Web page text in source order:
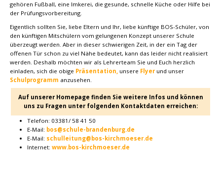
gehören Fußball, eine Imkerei, die gesunde, schnelle Küche oder Hilfe bei
der Prüfungsvorbereitung.
Eigentlich sollten Sie, liebe Eltern und Ihr, liebe künftige BOS-Schüler, von
den künftigen Mitschülern vom gelungenen Konzept unserer Schule
überzeugt werden. Aber in dieser schwierigen Zeit, in der ein Tag der
offenen Tür schon zu viel Nähe bedeutet, kann das leider nicht realisiert
werden. Deshalb möchten wir als Lehrerteam Sie und Euch herzlich
einladen, sich die obige Präsentation, unsere Flyer und unser
Schulprogramm anzusehen.
Auf unserer Homepage finden Sie weitere Infos und können
uns zu Fragen unter folgenden Kontaktdaten erreichen:
Telefon: 03381/ 58 41 50
E-Mail: bos@schule-brandenburg.de
E-Mail: schulleitung@bos-kirchmoeser.de
Internet: www.bos-kirchmoeser.de